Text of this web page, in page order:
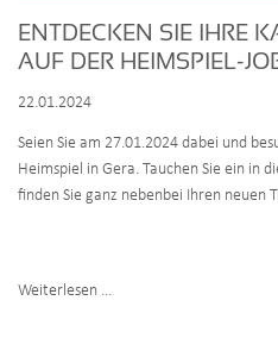
ENTDECKEN SIE IHRE
AUF DER HEIMSPIEL-
22.01.2024
Seien Sie am 27.01.2024 dabei und
Heimspiel in Gera. Tauchen Sie ein in
finden Sie ganz nebenbei Ihren neuen
Weiterlesen …